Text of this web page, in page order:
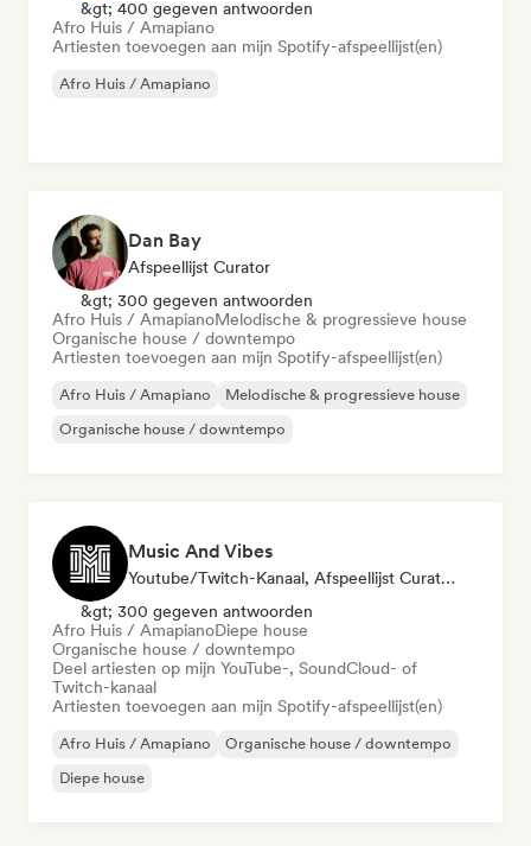
&gt; 400 gegeven antwoorden
Afro Huis / Amapiano
Artiesten toevoegen aan mijn Spotify-afspeellijst(en)
Afro Huis / Amapiano
Dan Bay
Afspeellijst Curator
&gt; 300 gegeven antwoorden
Afro Huis / AmapianoMelodische & progressieve house
Organische house / downtempo
Artiesten toevoegen aan mijn Spotify-afspeellijst(en)
Afro Huis / Amapiano
Melodische & progressieve house
Organische house / downtempo
Music And Vibes
Youtube/Twitch-Kanaal, Afspeellijst Curator
&gt; 300 gegeven antwoorden
Afro Huis / AmapianoDiepe house
Organische house / downtempo
Deel artiesten op mijn YouTube-, SoundCloud- of
Twitch-kanaal
Artiesten toevoegen aan mijn Spotify-afspeellijst(en)
Afro Huis / Amapiano
Organische house / downtempo
Diepe house